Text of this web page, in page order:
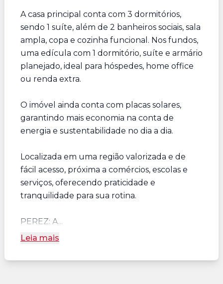
A casa principal conta com 3 dormitórios,
sendo 1 suíte, além de 2 banheiros sociais, sala
ampla, copa e cozinha funcional. Nos fundos,
uma edícula com 1 dormitório, suíte e armário
planejado, ideal para hóspedes, home office
ou renda extra.
O imóvel ainda conta com placas solares,
garantindo mais economia na conta de
energia e sustentabilidade no dia a dia.
Localizada em uma região valorizada e de
fácil acesso, próxima a comércios, escolas e
serviços, oferecendo praticidade e
tranquilidade para sua rotina.
PEREZ: A...
Leia mais